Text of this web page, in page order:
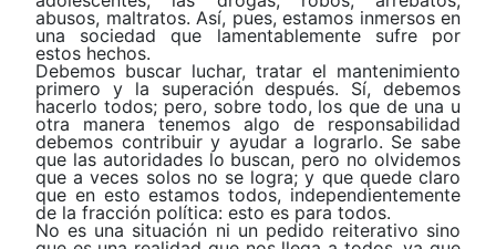
abusos, maltratos. Así, pues, estamos inmersos en
una sociedad que lamentablemente sufre por
estos hechos.
Debemos buscar luchar, tratar el mantenimiento
primero y la superación después. Sí, debemos
hacerlo todos; pero, sobre todo, los que de una u
otra manera tenemos algo de responsabilidad
debemos contribuir y ayudar a lograrlo. Se sabe
que las autoridades lo buscan, pero no olvidemos
que a veces solos no se logra; y que quede claro
que en esto estamos todos, independientemente
de la fracción política: esto es para todos.
No es una situación ni un pedido reiterativo sino